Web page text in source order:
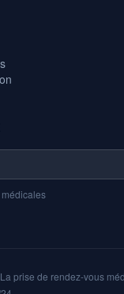
prise de rendez-vous